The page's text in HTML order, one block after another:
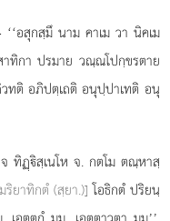
อสุกสฺมึ นาม คาเม วา นิคเม
ทิกา ปรมาย วณฺณโปกฺขรตาย
ติ อภิปตฺเถติ อนุปฺปาเทติ อนุ
ทิฏฺิสฺเนโห จ. กตโม ตณฺหาสฺ
ริยาทิกตํ (สฺยา.)] โอธิกตํ ปริยนฺ